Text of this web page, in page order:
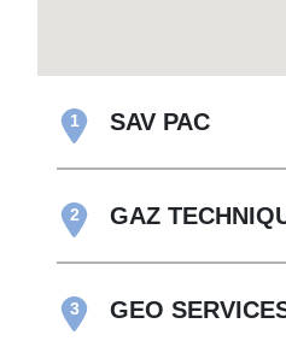
1 SAV PAC
2 GAZ
3 GEO